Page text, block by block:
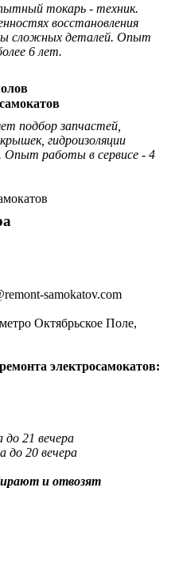
токарь - техник.
восстановления
сложных деталей. Опыт
6 лет.
подбор запчастей,
гидроизоляции
Опыт работы в сервисе - 4
samokatov.com
Октябрьское Поле,
электросамокатов:
21 вечера
до 20 вечера
и отвозят